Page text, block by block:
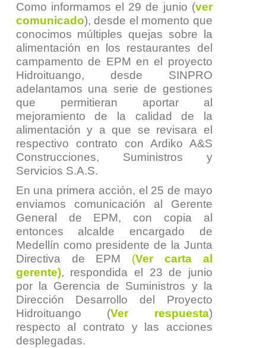
Como informamos el 29 de junio (ver
comunicado), desde el momento que
conocimos múltiples quejas sobre la
alimentación en los restaurantes del
campamento de EPM en el proyecto
Hidroituango, desde SINPRO
adelantamos una serie de gestiones
que permitieran aportar al
mejoramiento de la calidad de la
alimentación y a que se revisara el
respectivo contrato con Ardiko A&S
Construcciones, Suministros y
Servicios S.A.S.
En una primera acción, el 25 de mayo
enviamos comunicación al Gerente
General de EPM, con copia al
entonces alcalde encargado de
Medellín como presidente de la Junta
Directiva de EPM (Ver carta al
gerente), respondida el 23 de junio
por la Gerencia de Suministros y la
Dirección Desarrollo del Proyecto
Hidroituango (Ver respuesta)
respecto al contrato y las acciones
desplegadas.